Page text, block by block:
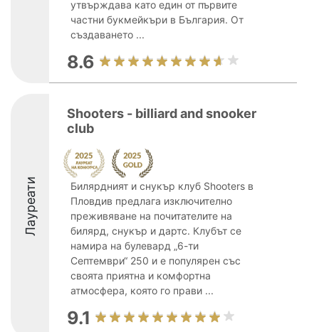
утвърждава като един от първите
частни букмейкъри в България. От
създаването ...
8.6
Лауреати
Shooters - billiard and snooker
club
Билярдният и снукър клуб Shooters в
Пловдив предлага изключително
преживяване на почитателите на
билярд, снукър и дартс. Клубът се
намира на булевард „6-ти
Септември“ 250 и е популярен със
своята приятна и комфортна
атмосфера, която го прави ...
9.1